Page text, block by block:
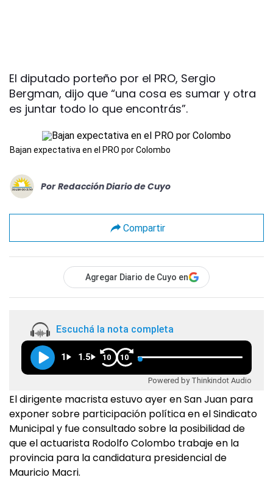
El diputado porteño por el PRO, Sergio
Bergman, dijo que “una cosa es sumar y otra
es juntar todo lo que encontrás”.
Bajan expectativa en el PRO por Colombo
Por Redacción Diario de Cuyo
Compartir
Agregar Diario de Cuyo en
Escuchá la nota completa
1 1.5 10 10
Powered by Thinkindot Audio
El dirigente macrista estuvo ayer en San Juan para
exponer sobre participación política en el Sindicato
Municipal y fue consultado sobre la posibilidad de
que el actuarista Rodolfo Colombo trabaje en la
provincia para la candidatura presidencial de
Mauricio Macri.